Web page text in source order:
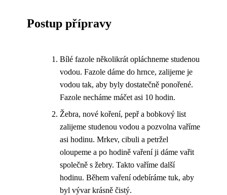
Postup přípravy
Bílé fazole několikrát opláchneme studenou
vodou. Fazole dáme do hrnce, zalijeme je
vodou tak, aby byly dostatečně ponořené.
Fazole necháme máčet asi 10 hodin.
Žebra, nové koření, pepř a bobkový list
zalijeme studenou vodou a pozvolna vaříme
asi hodinu. Mrkev, cibuli a petržel
oloupeme a po hodině vaření ji dáme vařit
společně s žebry. Takto vaříme další
hodinu. Během vaření odebíráme tuk, aby
byl vývar krásně čistý.